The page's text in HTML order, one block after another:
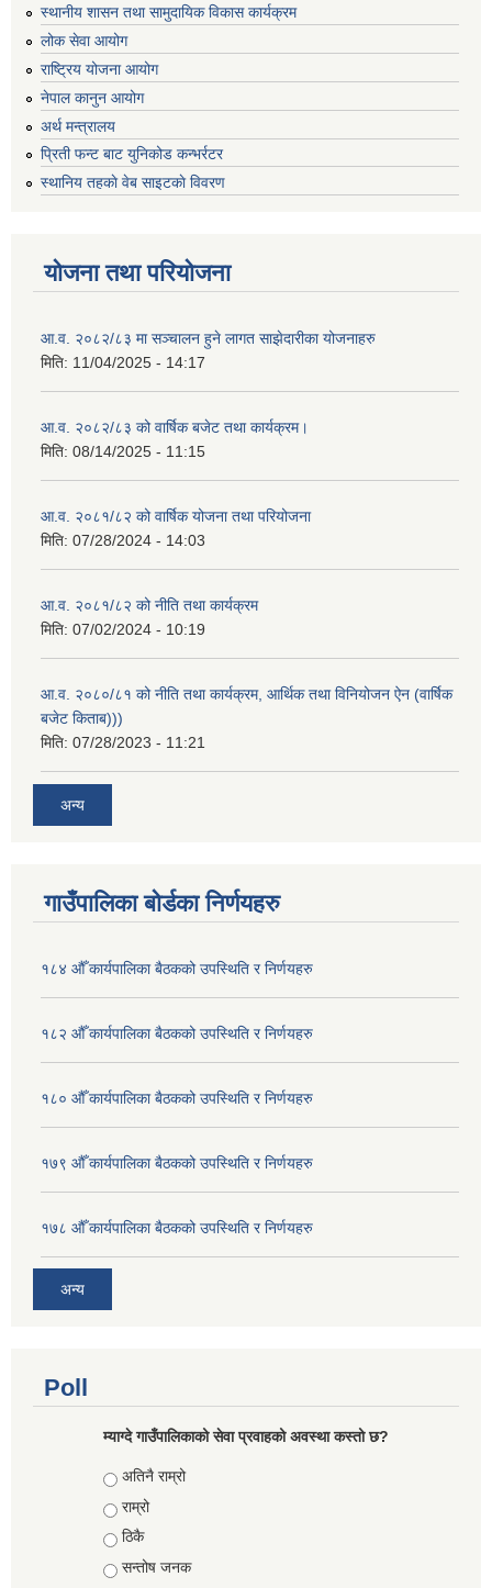
स्थानीय शासन तथा सामुदायिक विकास कार्यक्रम
लोक सेवा आयोग
राष्ट्रिय योजना आयोग
नेपाल कानुन आयोग
अर्थ मन्त्रालय
प्रिती फन्ट बाट युनिकोड कन्भर्रटर
स्थानिय तहकाे वेब साइटकाे विवरण
योजना तथा परियोजना
आ.व. २०८२/८३ मा सञ्चालन हुने लागत साझेदारीका योजनाहरु
मिति: 11/04/2025 - 14:17
आ.व. २०८२/८३ को वार्षिक बजेट तथा कार्यक्रम।
मिति: 08/14/2025 - 11:15
आ.व. २०८१/८२ को वार्षिक योजना तथा परियोजना
मिति: 07/28/2024 - 14:03
आ.व. २०८१/८२ को नीति तथा कार्यक्रम
मिति: 07/02/2024 - 10:19
आ.व. २०८०/८१ को नीति तथा कार्यक्रम, आर्थिक तथा विनियोजन ऐन (वार्षिक
बजेट किताब)))
मिति: 07/28/2023 - 11:21
अन्य
गाउँपालिका बोर्डका निर्णयहरु
१८४ औँ कार्यपालिका बैठकको उपस्थिति र निर्णयहरु
१८२ औँ कार्यपालिका बैठकको उपस्थिति र निर्णयहरु
१८० औँ कार्यपालिका बैठकको उपस्थिति र निर्णयहरु
१७९ औँ कार्यपालिका बैठकको उपस्थिति र निर्णयहरु
१७८ औँ कार्यपालिका बैठकको उपस्थिति र निर्णयहरु
अन्य
Poll
म्याग्दे गाउँपालिकाको सेवा प्रवाहको अवस्था कस्तो छ?
Choices
अतिनै राम्रो
राम्रो
ठिकै
सन्तोष जनक